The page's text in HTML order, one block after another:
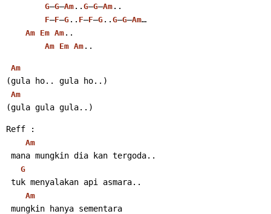
G–G–Am .. G–G–Am ..
F–F–G .. F–F–G .. G–G–Am…
Am Em Am ..
Am Em Am ..
Am
(gula ho.. gula ho..)
Am
(gula gula gula..)
Reff :
Am
mana mungkin dia kan tergoda..
G
tuk menyalakan api asmara..
Am
mungkin hanya sementara